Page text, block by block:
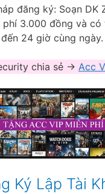
đăng ký: Soạn DK
phí 3.000 đồng và có
24 giờ cùng ngày.
chia sẻ -> Acc
Ký Lập Tài